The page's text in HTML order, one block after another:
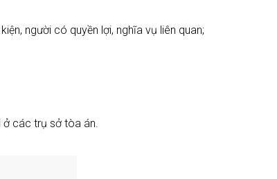
người có quyền lợi, nghĩa vụ liên quan;
ở các trụ sở tòa án.